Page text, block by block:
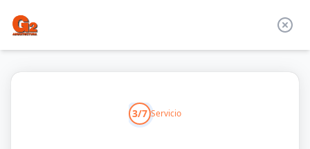
3/7 Servicio